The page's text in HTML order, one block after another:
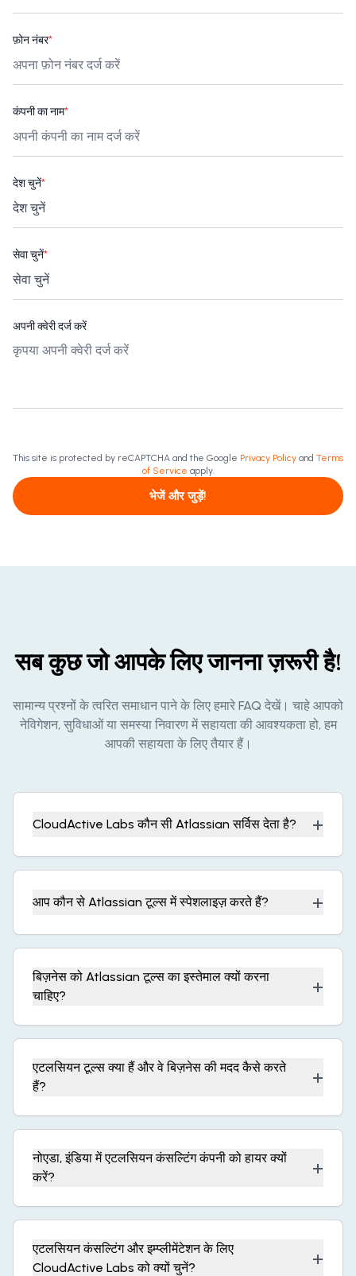
फ़ोन नंबर*
कंपनी का नाम*
देश चुनें*
सेवा चुनें*
अपनी क्वेरी दर्ज करें
This site is protected by reCAPTCHA and the Google Privacy Policy and Terms
of Service apply.
भेजें और जुड़ें!
सब कुछ जो आपके लिए जानना ज़रूरी है!
सामान्य प्रश्नों के त्वरित समाधान पाने के लिए हमारे FAQ देखें। चाहे आपको
नेविगेशन, सुविधाओं या समस्या निवारण में सहायता की आवश्यकता हो, हम
आपकी सहायता के लिए तैयार हैं।
CloudActive Labs कौन सी Atlassian सर्विस देता है? +
आप कौन से Atlassian टूल्स में स्पेशलाइज़ करते हैं? +
बिज़नेस को Atlassian टूल्स का इस्तेमाल क्यों करना
चाहिए?
+
एटलसियन टूल्स क्या हैं और वे बिज़नेस की मदद कैसे करते
हैं?
+
नोएडा, इंडिया में एटलसियन कंसल्टिंग कंपनी को हायर क्यों
करें?
+
एटलसियन कंसल्टिंग और इम्प्लीमेंटेशन के लिए
CloudActive Labs को क्यों चुनें?
+